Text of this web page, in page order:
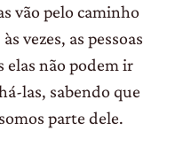
vão pelo caminho
vezes, as pessoas
elas não podem ir
las, sabendo que
parte dele.